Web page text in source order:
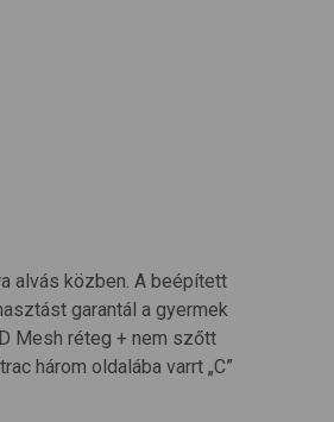
alvás közben. A beépített
garantál a gyermek
Mesh réteg + nem szőtt
három oldalába varrt „C”